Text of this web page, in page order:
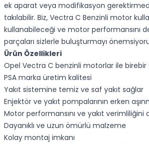
ek aparat veya modifikasyon
takılabilir. Biz, Vectra C Benzinli motor
kullanabileceği ve motor performansını
parçaları sizlerle buluşturmayı
Ürün Özellikleri
Opel Vectra C benzinli motorlar ile
PSA marka üretim kalitesi
Yakıt sistemine temiz ve saf yakıt sağlar
Enjektör ve yakıt pompalarının erken
Motor performansını ve yakıt verimliliğini
Dayanıklı ve uzun ömürlü malzeme
Kolay montaj imkanı